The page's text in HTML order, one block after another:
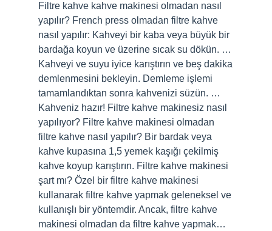
Filtre kahve kahve makinesi olmadan nasıl
yapılır? French press olmadan filtre kahve
nasıl yapılır: Kahveyi bir kaba veya büyük bir
bardağa koyun ve üzerine sıcak su dökün. …
Kahveyi ve suyu iyice karıştırın ve beş dakika
demlenmesini bekleyin. Demleme işlemi
tamamlandıktan sonra kahvenizi süzün. …
Kahveniz hazır! Filtre kahve makinesiz nasıl
yapılıyor? Filtre kahve makinesi olmadan
filtre kahve nasıl yapılır? Bir bardak veya
kahve kupasına 1,5 yemek kaşığı çekilmiş
kahve koyup karıştırın. Filtre kahve makinesi
şart mı? Özel bir filtre kahve makinesi
kullanarak filtre kahve yapmak geleneksel ve
kullanışlı bir yöntemdir. Ancak, filtre kahve
makinesi olmadan da filtre kahve yapmak…